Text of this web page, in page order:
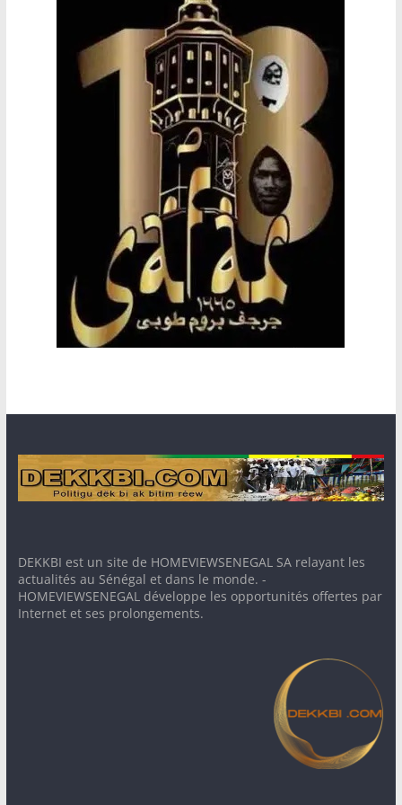
DEKKBI est un site de HOMEVIEWSENEGAL SA relayant les
actualités au Sénégal et dans le monde. -
HOMEVIEWSENEGAL développe les opportunités offertes par
Internet et ses prolongements.